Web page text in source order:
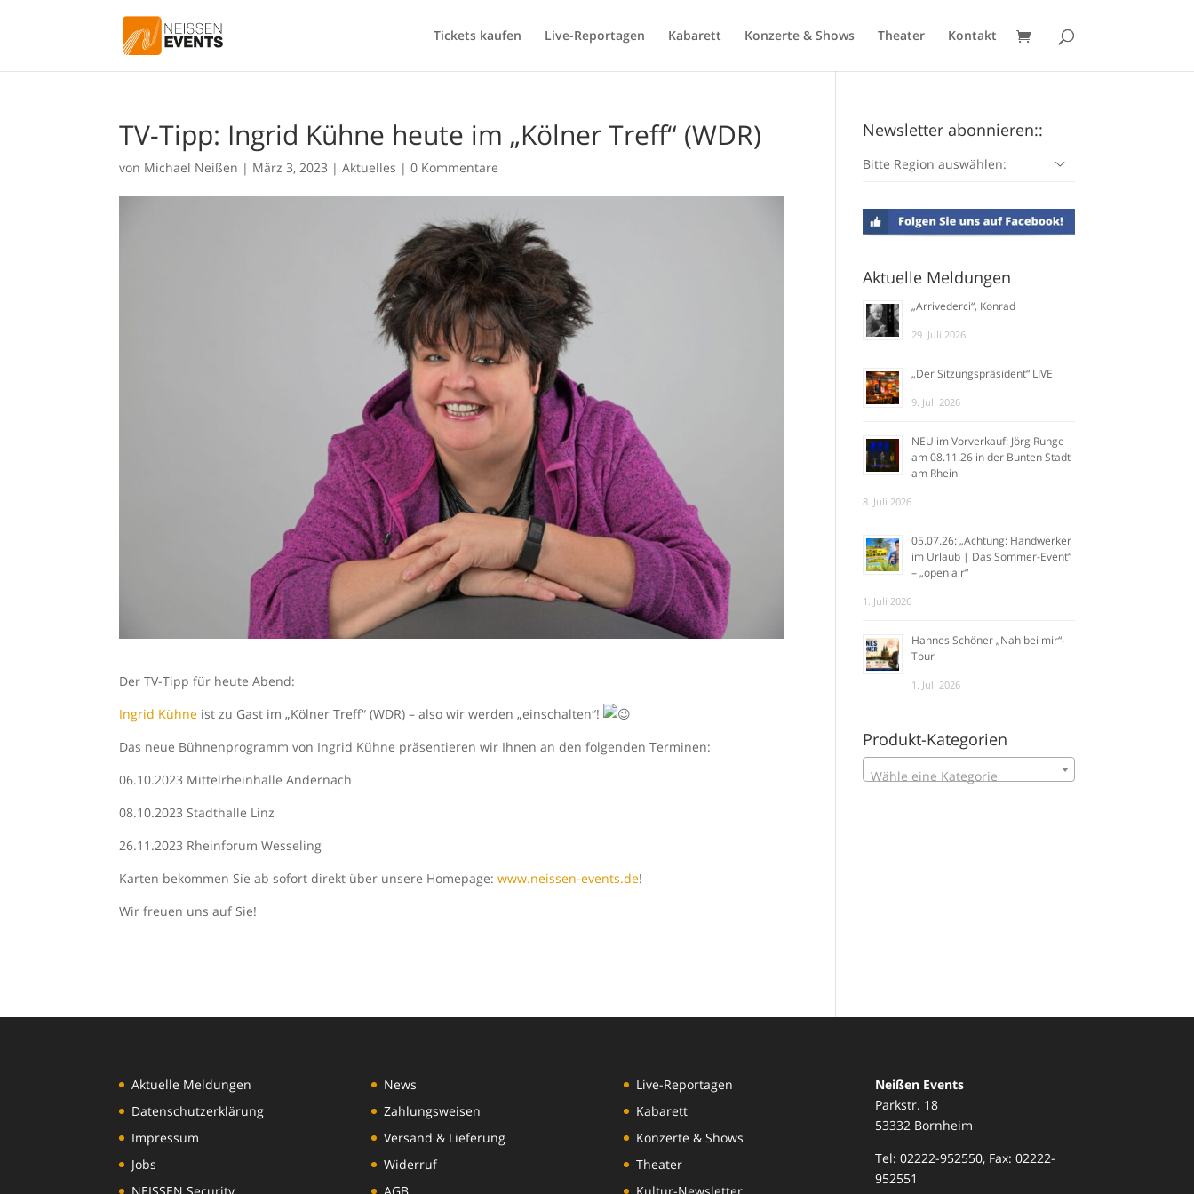
Tickets kaufen Live-Reportagen Kabarett Konzerte & Shows Theater Kontakt
TV-Tipp: Ingrid Kühne heute im „Kölner Treff“ (WDR)
von Michael Neißen | März 3, 2023 |Aktuelles |0 Kommentare
Der TV-Tipp für heute Abend:
Ingrid Kühne ist zu Gast im „Kölner Treff“ (WDR) – also wir werden „einschalten“!
Das neue Bühnenprogramm von Ingrid Kühne präsentieren wir Ihnen an den folgenden Terminen:
06.10.2023 Mittelrheinhalle Andernach
08.10.2023 Stadthalle Linz
26.11.2023 Rheinforum Wesseling
Karten bekommen Sie ab sofort direkt über unsere Homepage:www.neissen-events.de!
Wir freuen uns auf Sie!
Newsletter abonnieren::
Bitte Region auswählen:
Aktuelle Meldungen
„Arrivederci“, Konrad
29. Juli 2026
„Der Sitzungspräsident“ LIVE
9. Juli 2026
NEU im Vorverkauf: Jörg Runge
am 08.11.26 in der Bunten Stadt
am Rhein
8. Juli 2026
05.07.26: „Achtung: Handwerker
im Urlaub | Das Sommer-Event“
– „open air“
1. Juli 2026
Hannes Schöner „Nah bei mir“-
Tour
1. Juli 2026
Produkt-Kategorien
Wähle eine Kategorie
Aktuelle Meldungen
Datenschutzerklärung
Impressum
Jobs
News
Zahlungsweisen
Versand & Lieferung
Widerruf
Live-Reportagen
Kabarett
Konzerte & Shows
Theater
Neißen Events
Parkstr. 18
53332 Bornheim
Tel: 02222-952550, Fax: 02222-
952551